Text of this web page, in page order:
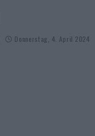
Donnerstag, 4. April 2024